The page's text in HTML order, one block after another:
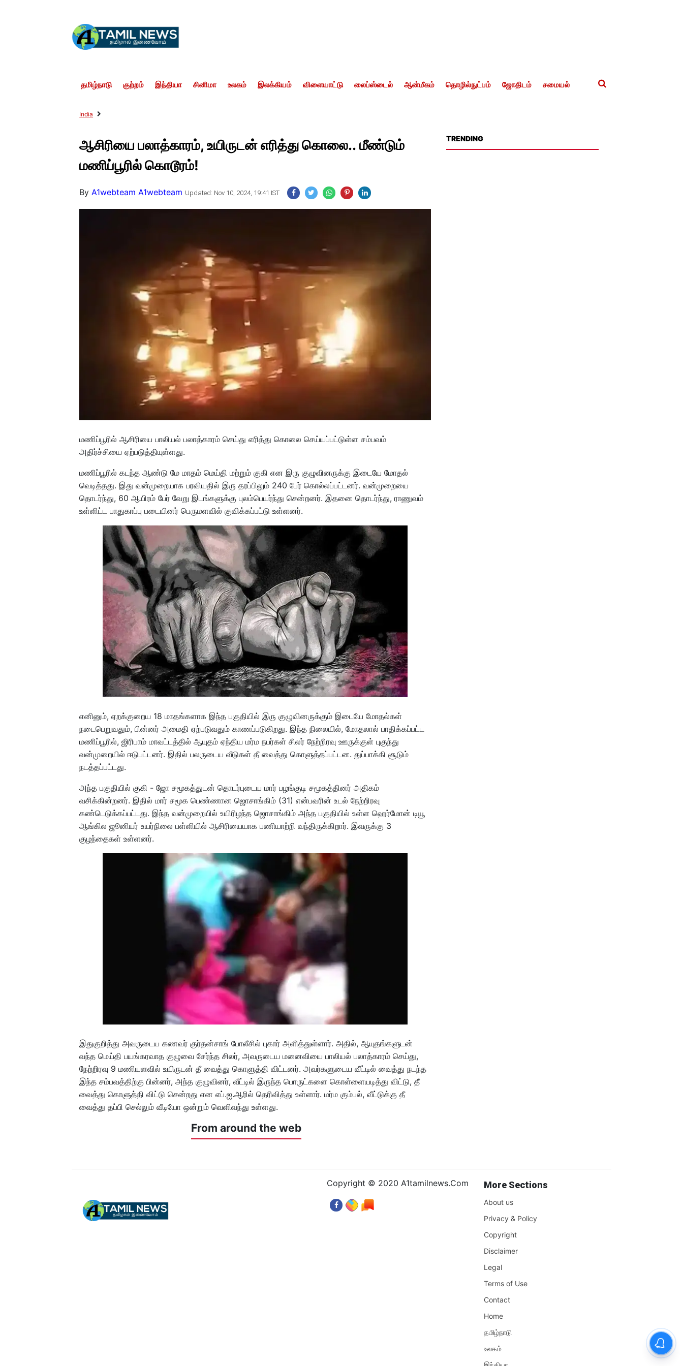
தமிழ்நாடு குற்றம் இந்தியா சினிமா உலகம் இலக்கியம் விளையாட்டு லைப்ஸ்டைல் ஆன்மீகம் தொழில்நுட்பம் ஜோதிடம் சமையல்
India
ஆசிரியை பலாத்காரம், உயிருடன் எரித்து கொலை.. மீண்டும்
மணிப்பூரில் கொடூரம்!
ByA1webteam A1webteam Updated: Nov 10, 2024, 19:41 IST
மணிப்பூரில் ஆசிரியை பாலியல் பலாத்காரம் செய்து எரித்து கொலை செய்யப்பட்டுள்ள சம்பவம்
அதிர்ச்சியை ஏற்படுத்தியுள்ளது.
மணிப்பூரில் கடந்த ஆண்டு மே மாதம் மெய்தி மற்றும் குகி என இரு குழுவினருக்கு இடையே மோதல்
வெடித்தது. இது வன்முறையாக பரவியதில் இரு தரப்பிலும் 240 பேர் கொல்லப்பட்டனர். வன்முறையை
தொடர்ந்து, 60 ஆயிரம் பேர் வேறு இடங்களுக்கு புலம்பெயர்ந்து சென்றனர். இதனை தொடர்ந்து, ராணுவம்
உள்ளிட்ட பாதுகாப்பு படையினர் பெருமளவில் குவிக்கப்பட்டு உள்ளனர்.
எனினும், ஏறக்குறைய 18 மாதங்களாக இந்த பகுதியில் இரு குழுவினருக்கும் இடையே மோதல்கள்
நடைபெறுவதும், பின்னர் அமைதி ஏற்படுவதும் காணப்படுகிறது. இந்த நிலையில், மோதலால் பாதிக்கப்பட்ட
மணிப்பூரில், ஜிரிபாம் மாவட்டத்தில் ஆயுதம் ஏந்திய மர்ம நபர்கள் சிலர் நேற்றிரவு ஊருக்குள் புகுந்து
வன்முறையில் ஈடுபட்டனர். இதில் பலருடைய வீடுகள் தீ வைத்து கொளுத்தப்பட்டன. துப்பாக்கி சூடும்
நடத்தப்பட்டது.
அந்த பகுதியில் குகி - ஜோ சமூகத்துடன் தொடர்புடைய மார் பழங்குடி சமூகத்தினர் அதிகம்
வசிக்கின்றனர். இதில் மார் சமூக பெண்ணான ஜொசாங்கிம் (31) என்பவரின் உடல் நேற்றிரவு
கண்டெடுக்கப்பட்டது. இந்த வன்முறையில் உயிரிழந்த ஜொசாங்கிம் அந்த பகுதியில் உள்ள ஹெர்மோன் டியூ
ஆங்கில ஜூனியர் உயர்நிலை பள்ளியில் ஆசிரியையாக பணியாற்றி வந்திருக்கிறார். இவருக்கு 3
குழந்தைகள் உள்ளனர்.
இதுகுறித்து அவருடைய கணவர் குர்தன்சாங் போலீசில் புகார் அளித்துள்ளார். அதில், ஆயுதங்களுடன்
வந்த மெய்தி பயங்கரவாத குழுவை சேர்ந்த சிலர், அவருடைய மனைவியை பாலியல் பலாத்காரம் செய்து,
நேற்றிரவு 9 மணியளவில் உயிருடன் தீ வைத்து கொளுத்தி விட்டனர். அவர்களுடைய வீட்டில் வைத்து நடந்த
இந்த சம்பவத்திற்கு பின்னர், அந்த குழுவினர், வீட்டில் இருந்த பொருட்களை கொள்ளையடித்து விட்டு, தீ
வைத்து கொளுத்தி விட்டு சென்றது என எப்.ஐ.ஆரில் தெரிவித்து உள்ளார். மர்ம கும்பல், வீட்டுக்கு தீ
வைத்து தப்பி செல்லும் வீடியோ ஒன்றும் வெளிவந்து உள்ளது.
From around the web
TRENDING
Copyright © 2020 A1tamilnews.Com More Sections
About us
Privacy & Policy
Copyright
Disclaimer
Legal
Terms of Use
Contact
Home
தமிழ்நாடு
உலகம்